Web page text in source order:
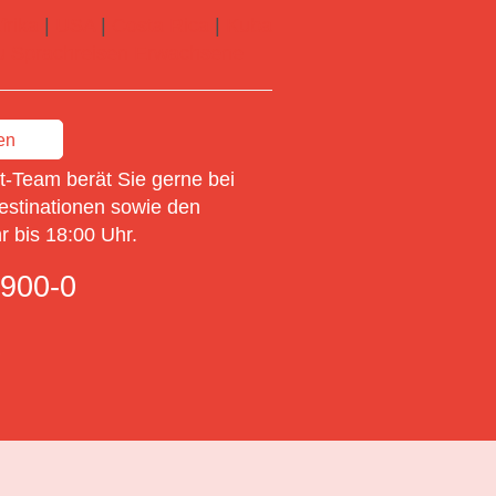
Team berät Sie gerne bei
sowie den
bis 18:00 Uhr.
0